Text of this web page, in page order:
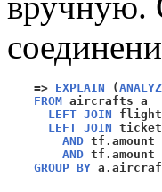
=> EXPLAIN (
FROM aircrafts a
LEFT JOIN
LEFT JOIN
AND tf.amount
AND tf.amount
GROUP BY